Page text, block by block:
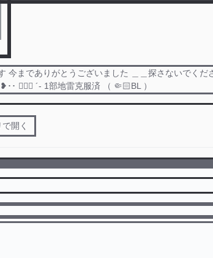
今までありがとうございました ＿＿探さないでくだ
･ 🙆🏻‍♀️ ´- 1部地雷克服済 （ 🤏🏻BL ）
開く